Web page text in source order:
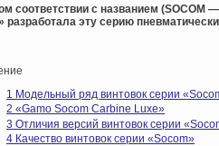
соответствии с названием (SOCOM
разработала эту серию
1 Модельный ряд винтовок серии
2 «Gamo Socom Carbine Luxe»
3 Отличия версий винтовок серии
4 Качество винтовок серии «Socom»